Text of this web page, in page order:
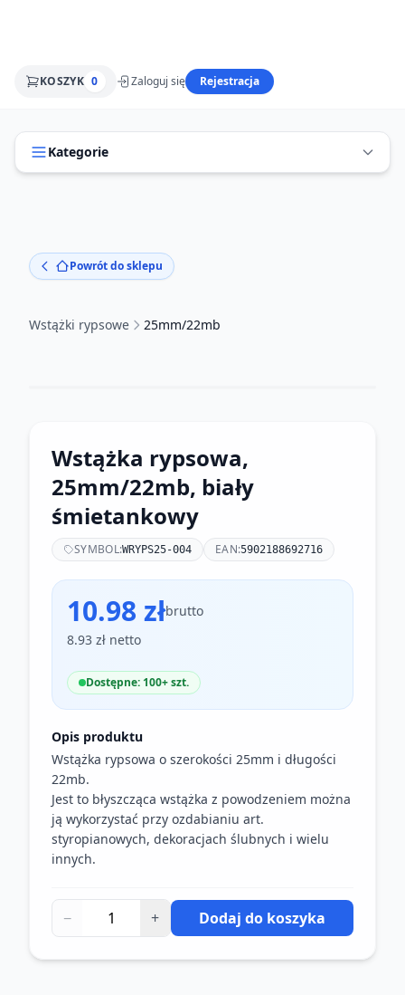
KOSZYK 0 Zaloguj się Rejestracja
Kategorie
Powrót do sklepu
Wstążki rypsowe 25mm/22mb
Wstążka rypsowa,
25mm/22mb, biały
śmietankowy
SYMBOL:WRYPS25-004 EAN:5902188692716
10.98 złbrutto
8.93 zł netto
Dostępne: 100+ szt.
Opis produktu
Wstążka rypsowa o szerokości 25mm i długości
22mb.
Jest to błyszcząca wstążka z powodzeniem można
ją wykorzystać przy ozdabianiu art.
styropianowych, dekoracjach ślubnych i wielu
innych.
− + Dodaj do koszyka